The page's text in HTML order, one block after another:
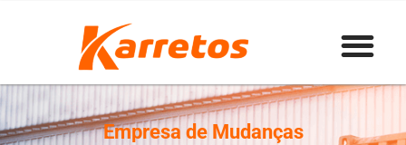
Empresa de Mudanças